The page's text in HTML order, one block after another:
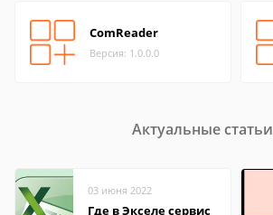
ComReader
Версия: 1.0.0.0
Актуальные статьи
03 июня 2022
Где в Экселе сервис